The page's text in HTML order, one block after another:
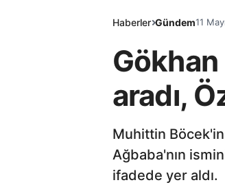
Haberler Gündem11
aradı,
Muhittin Böcek'in
Ağbaba'nın
ifadede yer aldı.